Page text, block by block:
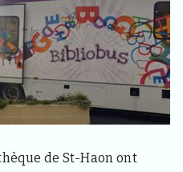
de St-Haon ont